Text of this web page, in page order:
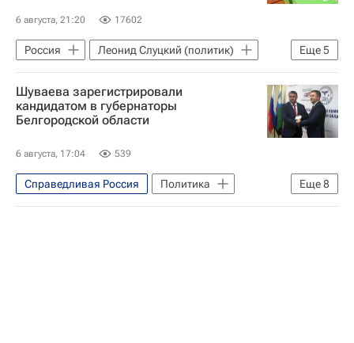
6 августа, 21:20 17602
Еще5
Россия
Леонид Слуцкий (политик)
Яблоко
ЛДПР
Госдума РФ
Политика
Выборы в Государственную думу
Шуваева зарегистрировали
кандидатом в губернаторы
Белгородской области
6 августа, 17:04 539
Еще8
Справедливая Россия
Политика
Белгородская область
Белгород